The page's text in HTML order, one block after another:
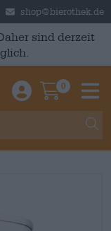
shop@bierothek.de
sind derzeit
Einloggen /
0